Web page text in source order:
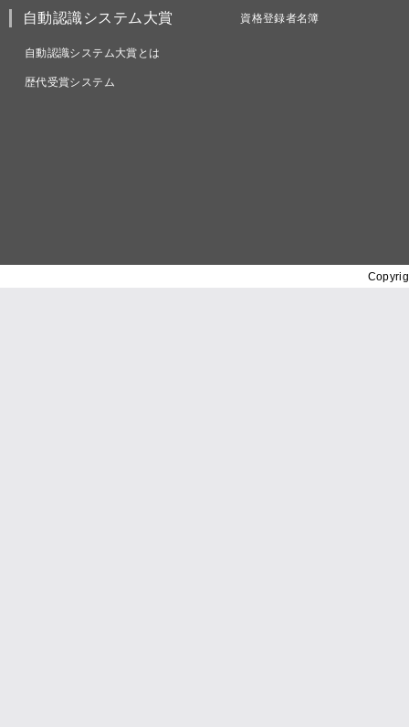
自動認識システム大賞
自動認識システム大賞とは
歴代受賞システム
資格登録者名簿